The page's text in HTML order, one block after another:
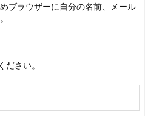
ブラウザーに自分の名前、メール
さい。